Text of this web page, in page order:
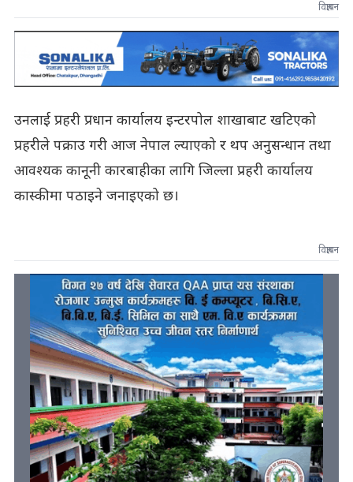
विज्ञापन
उनलाई प्रहरी प्रधान कार्यालय इन्टरपोल शाखाबाट खटिएको
प्रहरीले पक्राउ गरी आज नेपाल ल्याएको र थप अनुसन्धान तथा
आवश्यक कानूनी कारबाहीका लागि जिल्ला प्रहरी कार्यालय
कास्कीमा पठाइने जनाइएको छ।
विज्ञापन